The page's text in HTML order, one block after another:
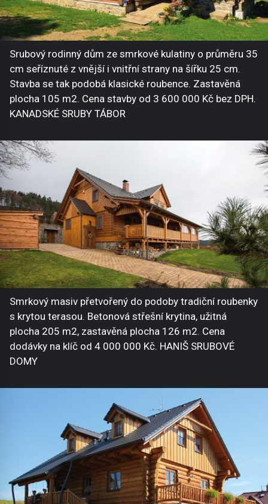
Srubový rodinný dům ze smrkové kulatiny o průměru 35
cm seříznuté z vnější i vnitřní strany na šířku 25 cm.
Stavba se tak podobá klasické roubence. Zastavěná
plocha 105 m2. Cena stavby od 3 600 000 Kč bez DPH.
KANADSKÉ SRUBY TÁBOR
Smrkový masiv přetvořený do podoby tradiční roubenky
s krytou terasou. Betonová střešní krytina, užitná
plocha 205 m2, zastavěná plocha 126 m2. Cena
dodávky na klíč od 4 000 000 Kč. HANIŠ SRUBOVÉ
DOMY